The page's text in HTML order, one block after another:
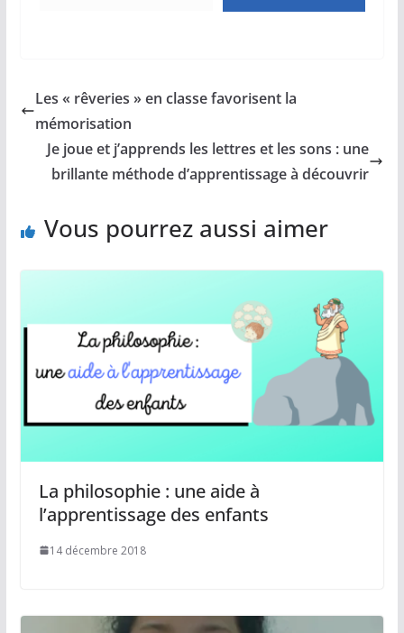
Les « rêveries » en classe favorisent la
mémorisation
Je joue et j’apprends les lettres et les sons : une
brillante méthode d’apprentissage à découvrir
Vous pourrez aussi aimer
La philosophie : une aide à
l’apprentissage des enfants
14 décembre 2018